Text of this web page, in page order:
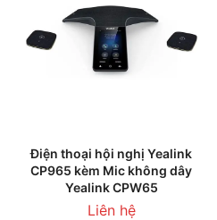
Điện thoại hội nghị Yealink
CP965 kèm Mic không dây
Yealink CPW65
Liên hệ